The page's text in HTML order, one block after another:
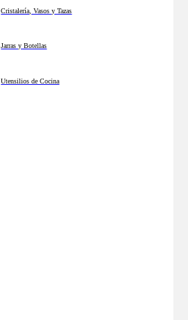
Cristalería, Vasos y Tazas
Jarras y Botellas
Utensilios de Cocina